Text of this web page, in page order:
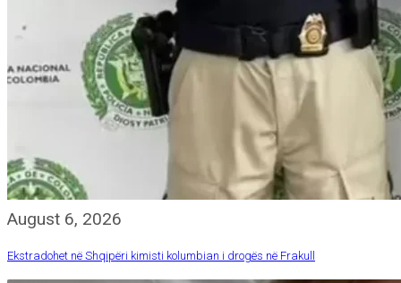
August 6, 2026
Ekstradohet në Shqipëri kimisti kolumbian i drogës në Frakull